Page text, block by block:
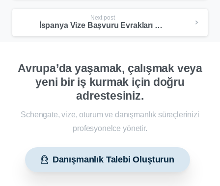
Next post
İspanya Vize Başvuru Evrakları 2025 – Güncel Liste, Gereken Belgeler ve Rehber
Avrupa’da yaşamak, çalışmak veya
yeni bir iş kurmak için doğru
adrestesiniz.
Schengate, vize, oturum ve danışmanlık süreçlerinizi
profesyonelce yönetir.
Danışmanlık Talebi Oluşturun